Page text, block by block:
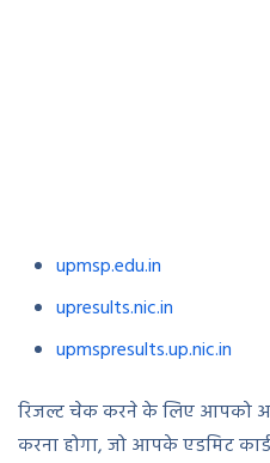
upmsp.edu.in
upresults.nic.in
upmspresults.up.nic.in
रिजल्ट चेक करने के लिए आपको
करना होगा, जो आपके एडमिट